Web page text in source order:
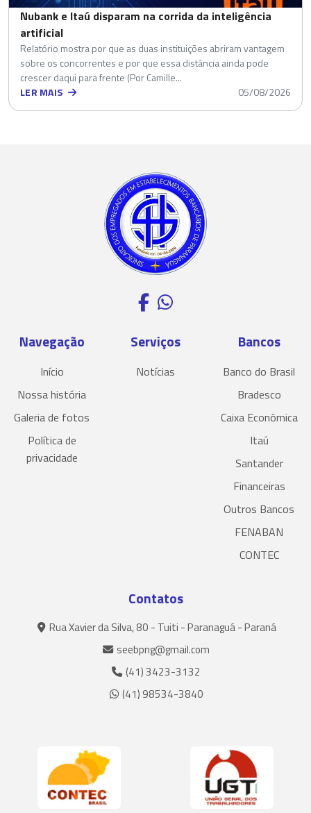
Nubank e Itaú disparam na corrida da inteligência
artificial
Relatório mostra por que as duas instituições abriram vantagem
sobre os concorrentes e por que essa distância ainda pode
crescer daqui para frente (Por Camille...
LER MAIS
05/08/2026
Navegação
Início
Nossa história
Galeria de fotos
Política de
privacidade
Serviços
Notícias
Bancos
Banco do Brasil
Bradesco
Caixa Econômica
Itaú
Santander
Financeiras
Outros Bancos
FENABAN
CONTEC
Contatos
Rua Xavier da Silva, 80 - Tuiti - Paranaguá - Paraná
seebpng@gmail.com
(41) 3423-3132
(41) 98534-3840